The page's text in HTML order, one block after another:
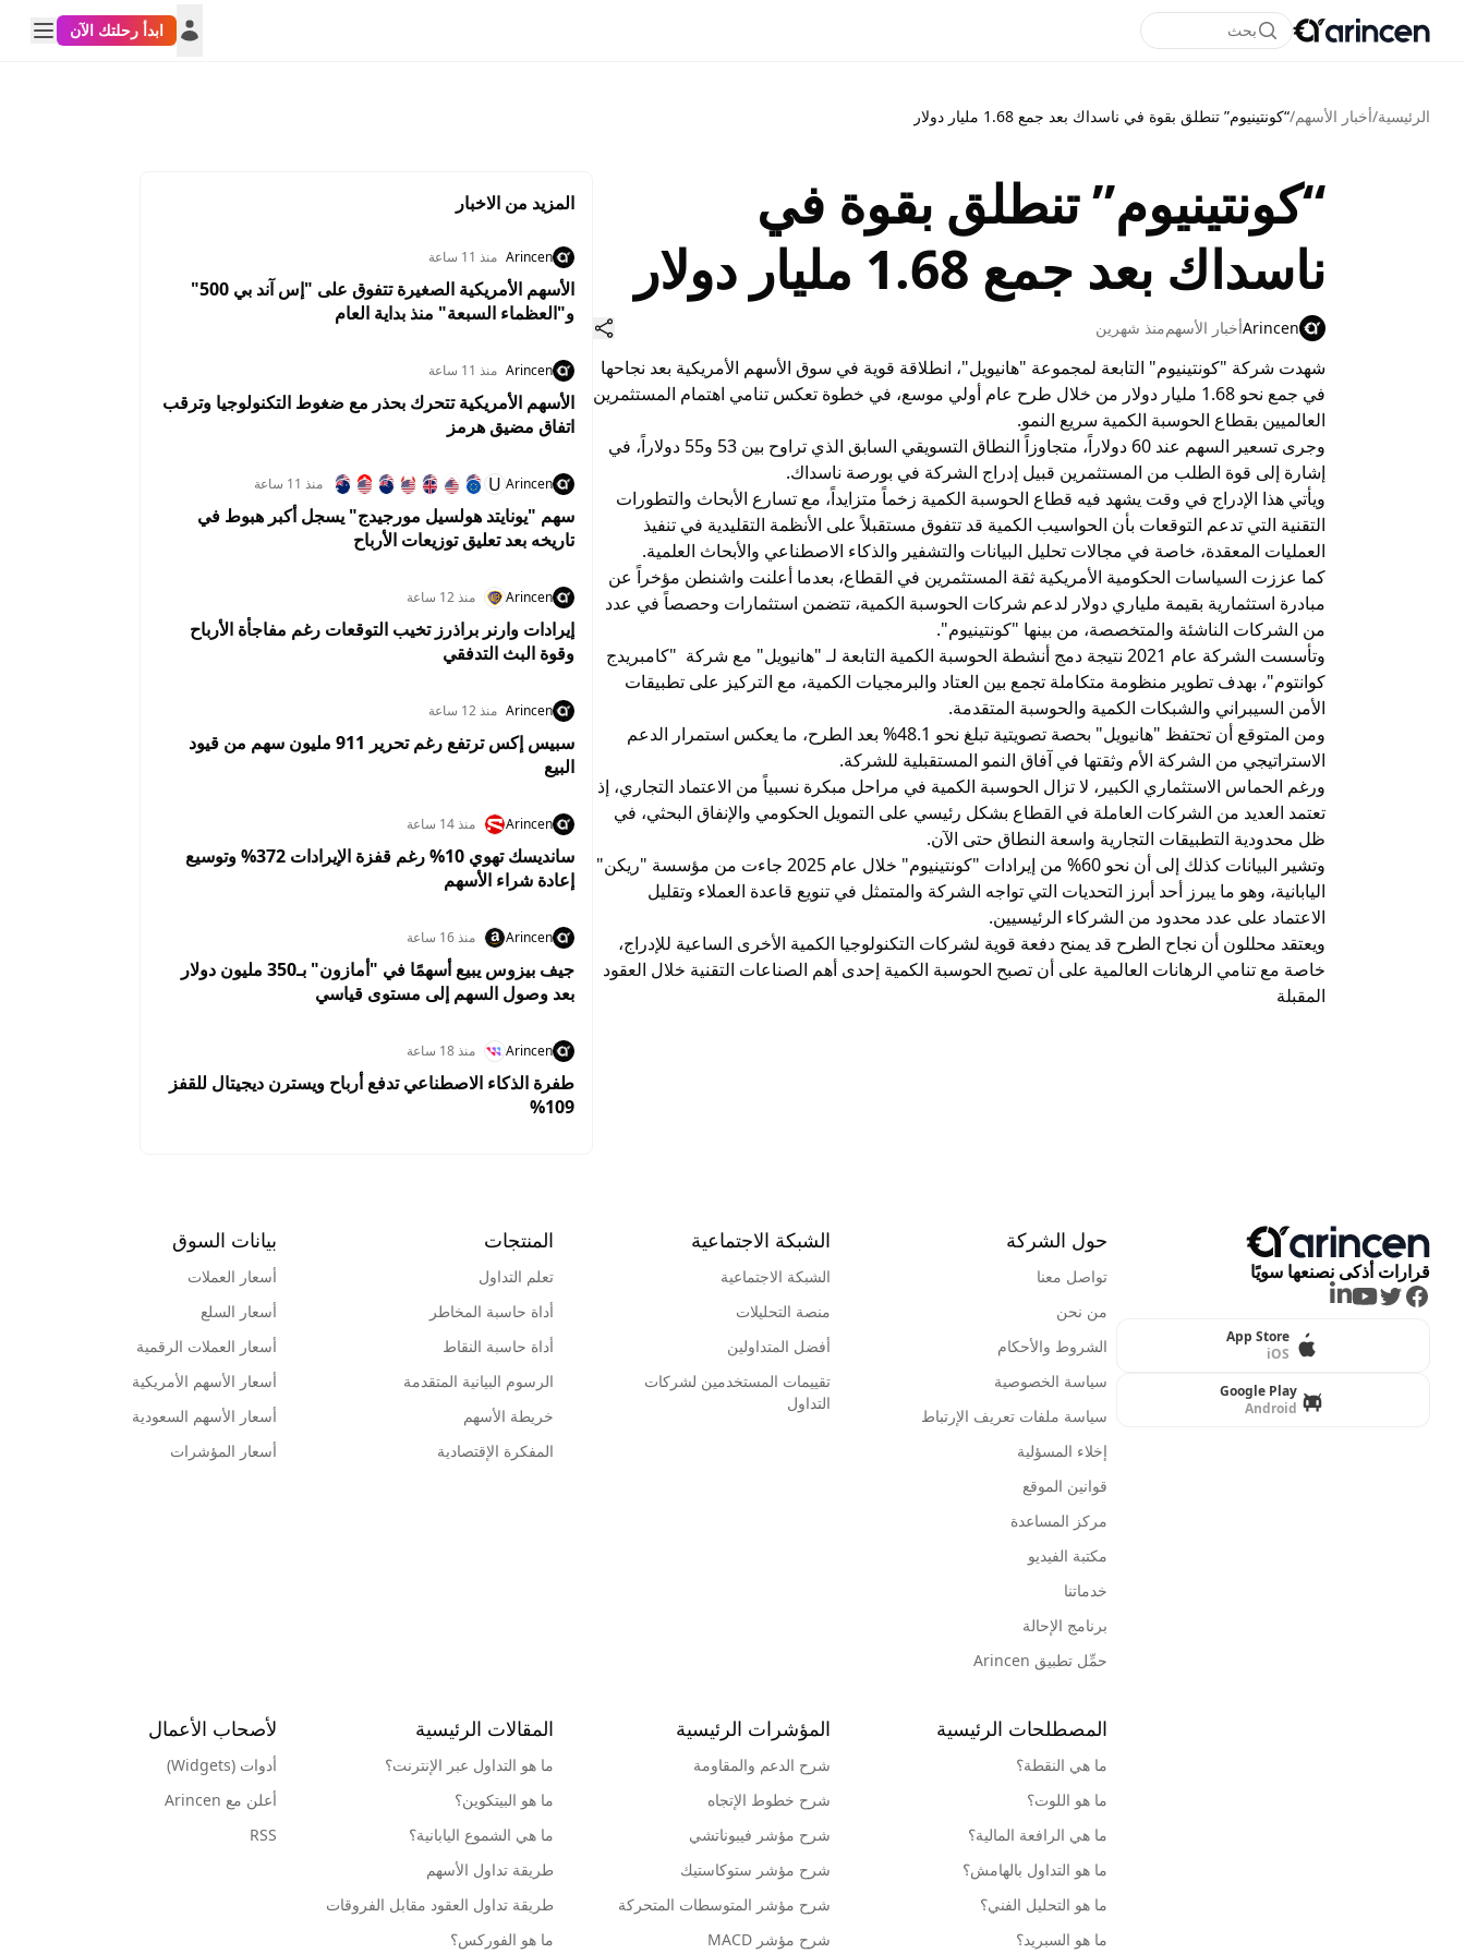
بحث ابدأ رحلتك الآن
الرئيسية/أخبار الأسهم/“كونتينيوم” تنطلق بقوة في ناسداك بعد جمع 1.68 مليار دولار
“كونتينيوم” تنطلق بقوة في
ناسداك بعد جمع 1.68 مليار دولار
Arincenأخبار الأسهممنذ شهرين
شهدت شركة "كونتينيوم" التابعة لمجموعة "هانيويل"، انطلاقة قوية في سوق الأسهم الأمريكية بعد نجاحها
في جمع نحو 1.68 مليار دولار من خلال طرح عام أولي موسع، في خطوة تعكس تنامي اهتمام المستثمرين
العالميين بقطاع الحوسبة الكمية سريع النمو.
وجرى تسعير السهم عند 60 دولاراً، متجاوزاً النطاق التسويقي السابق الذي تراوح بين 53 و55 دولاراً، في
إشارة إلى قوة الطلب من المستثمرين قبيل إدراج الشركة في بورصة ناسداك.
ويأتي هذا الإدراج في وقت يشهد فيه قطاع الحوسبة الكمية زخماً متزايداً، مع تسارع الأبحاث والتطورات
التقنية التي تدعم التوقعات بأن الحواسيب الكمية قد تتفوق مستقبلاً على الأنظمة التقليدية في تنفيذ
العمليات المعقدة، خاصة في مجالات تحليل البيانات والتشفير والذكاء الاصطناعي والأبحاث العلمية.
كما عززت السياسات الحكومية الأمريكية ثقة المستثمرين في القطاع، بعدما أعلنت واشنطن مؤخراً عن
مبادرة استثمارية بقيمة ملياري دولار لدعم شركات الحوسبة الكمية، تتضمن استثمارات وحصصاً في عدد
من الشركات الناشئة والمتخصصة، من بينها "كونتينيوم".
وتأسست الشركة عام 2021 نتيجة دمج أنشطة الحوسبة الكمية التابعة لـ "هانيويل" مع شركة "كامبريدج
كوانتوم"، بهدف تطوير منظومة متكاملة تجمع بين العتاد والبرمجيات الكمية، مع التركيز على تطبيقات
الأمن السيبراني والشبكات الكمية والحوسبة المتقدمة.
ومن المتوقع أن تحتفظ "هانيويل" بحصة تصويتية تبلغ نحو 48.1% بعد الطرح، ما يعكس استمرار الدعم
الاستراتيجي من الشركة الأم وثقتها في آفاق النمو المستقبلية للشركة.
ورغم الحماس الاستثماري الكبير، لا تزال الحوسبة الكمية في مراحل مبكرة نسبياً من الاعتماد التجاري، إذ
تعتمد العديد من الشركات العاملة في القطاع بشكل رئيسي على التمويل الحكومي والإنفاق البحثي، في
ظل محدودية التطبيقات التجارية واسعة النطاق حتى الآن.
وتشير البيانات كذلك إلى أن نحو 60% من إيرادات "كونتينيوم" خلال عام 2025 جاءت من مؤسسة "ريكن"
اليابانية، وهو ما يبرز أحد أبرز التحديات التي تواجه الشركة والمتمثل في تنويع قاعدة العملاء وتقليل
الاعتماد على عدد محدود من الشركاء الرئيسيين.
ويعتقد محللون أن نجاح الطرح قد يمنح دفعة قوية لشركات التكنولوجيا الكمية الأخرى الساعية للإدراج،
خاصة مع تنامي الرهانات العالمية على أن تصبح الحوسبة الكمية إحدى أهم الصناعات التقنية خلال العقود
المقبلة
المزيد من الاخبار
Arincen منذ 11 ساعة
الأسهم الأمريكية الصغيرة تتفوق على "إس آند بي 500"
و"العظماء السبعة" منذ بداية العام
Arincen منذ 11 ساعة
الأسهم الأمريكية تتحرك بحذر مع ضغوط التكنولوجيا وترقب
اتفاق مضيق هرمز
Arincen
U منذ 11 ساعة
سهم "يونايتد هولسيل مورجيدج" يسجل أكبر هبوط في
تاريخه بعد تعليق توزيعات الأرباح
Arincen منذ 12 ساعة
إيرادات وارنر براذرز تخيب التوقعات رغم مفاجأة الأرباح
وقوة البث التدفقي
Arincen منذ 12 ساعة
سبيس إكس ترتفع رغم تحرير 911 مليون سهم من قيود
البيع
Arincen منذ 14 ساعة
سانديسك تهوي 10% رغم قفزة الإيرادات 372% وتوسيع
إعادة شراء الأسهم
Arincen منذ 16 ساعة
جيف بيزوس يبيع أسهمًا في "أمازون" بـ350 مليون دولار
بعد وصول السهم إلى مستوى قياسي
Arincen منذ 18 ساعة
طفرة الذكاء الاصطناعي تدفع أرباح ويسترن ديجيتال للقفز
109%
قرارات أذكى نصنعها سويًا
Facebook
Twitter
Youtube
LinkedIn
App Store
iOS
Google Play
Android
حول الشركة
تواصل معنا
من نحن
الشروط والأحكام
سياسة الخصوصية
سياسة ملفات تعريف الإرتباط
إخلاء المسؤلية
قوانين الموقع
مركز المساعدة
مكتبة الفيديو
خدماتنا
برنامج الإحالة
حمِّل تطبيق Arincen
الشبكة الاجتماعية
الشبكة الاجتماعية
منصة التحليلات
أفضل المتداولين
تقييمات المستخدمين لشركات
التداول
المنتجات
تعلم التداول
أداة حاسبة المخاطر
أداة حاسبة النقاط
الرسوم البيانية المتقدمة
خريطة الأسهم
المفكرة الإقتصادية
بيانات السوق
أسعار العملات
أسعار السلع
أسعار العملات الرقمية
أسعار الأسهم الأمريكية
أسعار الأسهم السعودية
أسعار المؤشرات
المصطلحات الرئيسية
ما هي النقطة؟
ما هو اللوت؟
ما هي الرافعة المالية؟
ما هو التداول بالهامش؟
ما هو التحليل الفني؟
ما هو السبريد؟
المؤشرات الرئيسية
شرح الدعم والمقاومة
شرح خطوط الإتجاه
شرح مؤشر فيبوناتشي
شرح مؤشر ستوكاستيك
شرح مؤشر المتوسطات المتحركة
شرح مؤشر MACD
المقالات الرئيسية
ما هو التداول عبر الإنترنت؟
ما هو البيتكوين؟
ما هي الشموع اليابانية؟
طريقة تداول الأسهم
طريقة تداول العقود مقابل الفروقات
ما هو الفوركس؟
لأصحاب الأعمال
أدوات (Widgets)
أعلن مع Arincen
RSS